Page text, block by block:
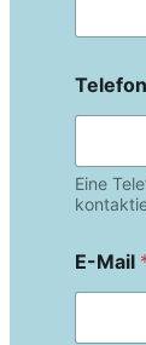
Eine
E-Mail